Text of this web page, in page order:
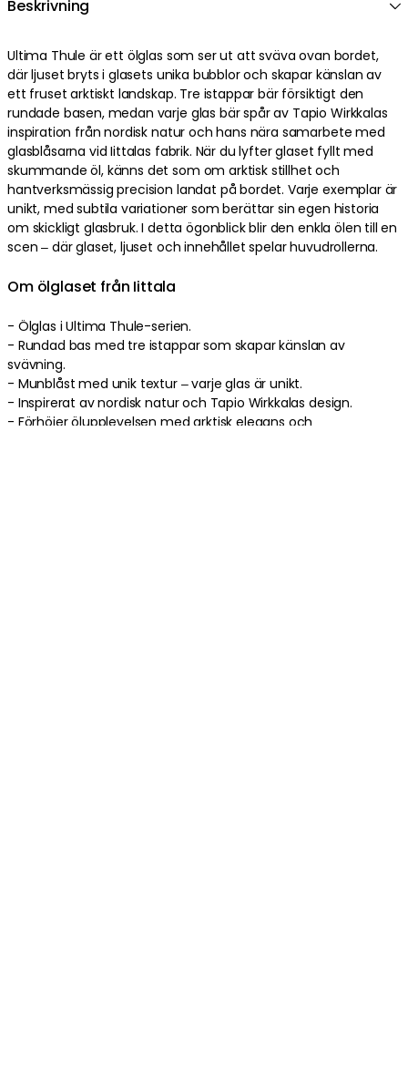
Beskrivning
Ultima Thule är ett ölglas som ser ut att sväva ovan bordet,
där ljuset bryts i glasets unika bubblor och skapar känslan av
ett fruset arktiskt landskap. Tre istappar bär försiktigt den
rundade basen, medan varje glas bär spår av Tapio Wirkkalas
inspiration från nordisk natur och hans nära samarbete med
glasblåsarna vid Iittalas fabrik. När du lyfter glaset fyllt med
skummande öl, känns det som om arktisk stillhet och
hantverksmässig precision landat på bordet. Varje exemplar är
unikt, med subtila variationer som berättar sin egen historia
om skickligt glasbruk. I detta ögonblick blir den enkla ölen till en
scen – där glaset, ljuset och innehållet spelar huvudrollerna.
Om ölglaset från Iittala
- Ölglas i Ultima Thule-serien.
- Rundad bas med tre istappar som skapar känslan av
svävning.
- Munblåst med unik textur – varje glas är unikt.
- Inspirerat av nordisk natur och Tapio Wirkkalas design.
- Förhöjer ölupplevelsen med arktisk elegans och